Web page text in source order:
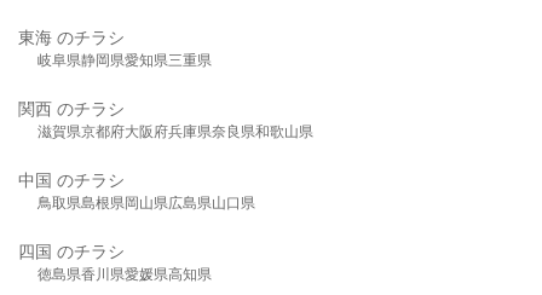
東海 のチラシ
岐阜県静岡県愛知県三重県
関西 のチラシ
滋賀県京都府大阪府兵庫県奈良県和歌山県
中国 のチラシ
鳥取県島根県岡山県広島県山口県
四国 のチラシ
徳島県香川県愛媛県高知県